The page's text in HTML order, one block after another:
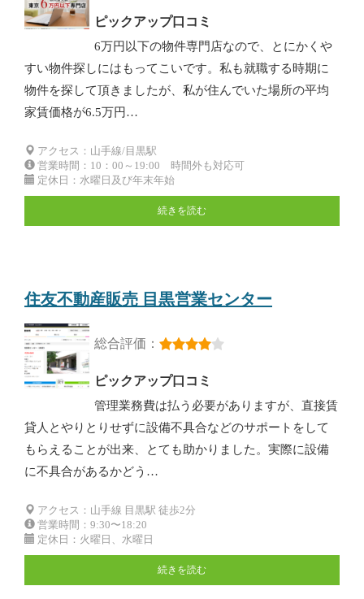
ピックアップ口コミ
6万円以下の物件専門店なので、とにかくや
すい物件探しにはもってこいです。私も就職する時期に
物件を探して頂きましたが、私が住んでいた場所の平均
家賃価格が6.5万円…
アクセス：山手線/目黒駅
営業時間：10：00～19:00 時間外も対応可
定休日：水曜日及び年末年始
続きを読む
住友不動産販売 目黒営業センター
総合評価：
ピックアップ口コミ
管理業務費は払う必要がありますが、直接賃
貸人とやりとりせずに設備不具合などのサポートをして
もらえることが出来、とても助かりました。実際に設備
に不具合があるかどう…
アクセス：山手線 目黒駅 徒歩2分
営業時間：9:30〜18:20
定休日：火曜日、水曜日
続きを読む